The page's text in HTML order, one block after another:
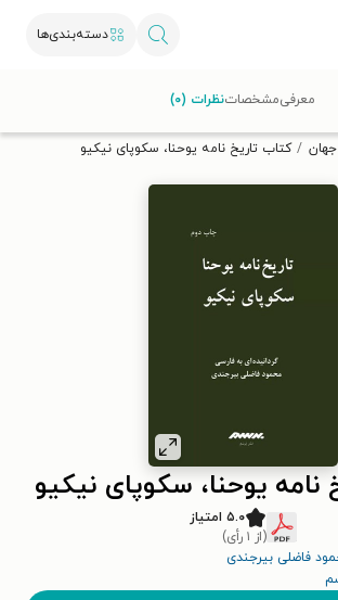
دسته‌بندی‌ها
تخفیف از طاقچه دریافت کن.
جهان کتاب تاریخ نامه یوحنا، سکوپای نیکیو
نامه یوحنا، سکوپای نیکیو
۵.۰ امتیاز
(از ۱ رأی)
فاضلی بیرجندی
معرفیمشخصاتنظرات (۰)